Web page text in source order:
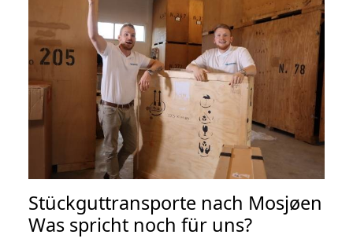
Stückguttransporte nach Mosjøen
Was spricht noch für uns?